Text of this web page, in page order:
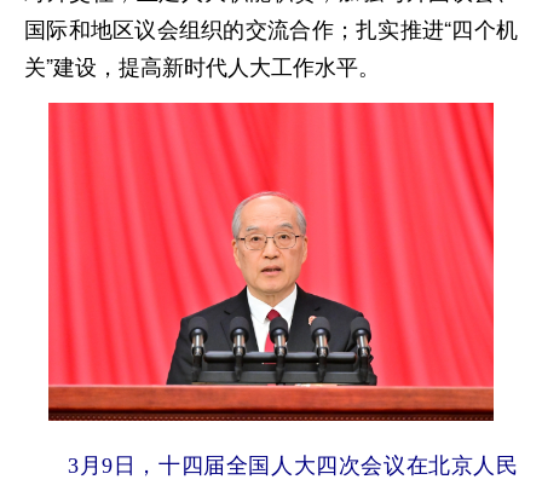
国际和地区议会组织的交流合作；扎实推进“四个机
关”建设，提高新时代人大工作水平。
3月9日，十四届全国人大四次会议在北京人民